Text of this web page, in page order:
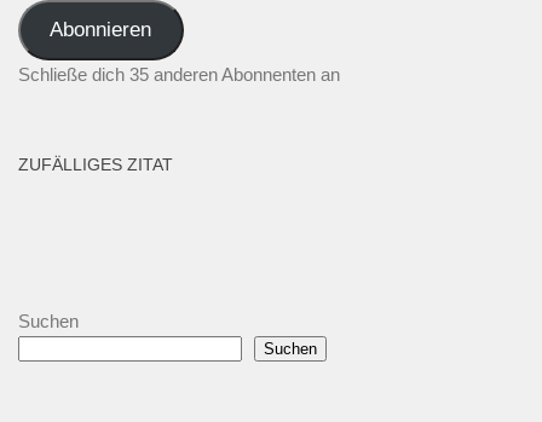
Mail-
Adresse
Abonnieren
Schließe dich 35 anderen Abonnenten an
ZUFÄLLIGES ZITAT
Suchen
Suchen